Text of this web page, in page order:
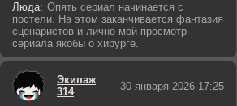
Люда: Опять сериал начинается с
постели. На этом заканчивается фантазия
сценаристов и лично мой просмотр
сериала якобы о хирурге.
Экипаж
314
30 января 2026 17:25